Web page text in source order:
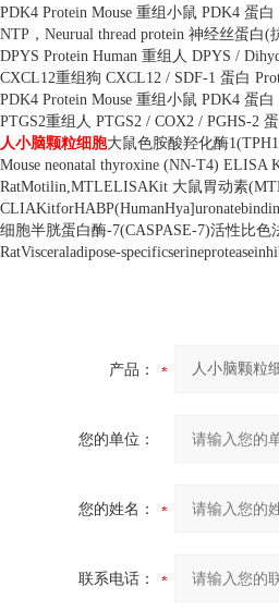
PDK4 Protein Mouse 重组小鼠 PDK4 蛋白
NTP ， Neurual thread protein 神经丝蛋白(
DPYS Protein Human 重组人 DPYS /
CXCL12重组狗 CXCL12 / SDF-1 蛋白
PDK4 Protein Mouse 重组小鼠 PDK4 蛋白
PTGS2重组人 PTGS2 / COX2 / PGHS-2
人小脑颗粒细胞大鼠色胺酸羟化酶
Mouse neonatal thyroxine (NN-T4) ELISA
RatMotilin,MTLELISAKit 大鼠胃动素
细胞半胱蛋白酶-7(CASPASE-7)活性比色
RatVisceraladipose-
产品：
您的单位：
您的姓名：
联系电话：